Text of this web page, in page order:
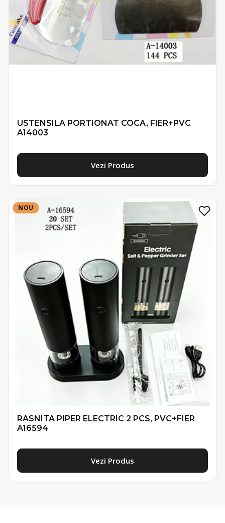
USTENSILA PORTIONAT COCA, FIER+PVC
A14003
Vezi Produs
NOU
NOU
RASNITA PIPER ELECTRIC 2 PCS, PVC+FIER
A16594
Vezi Produs